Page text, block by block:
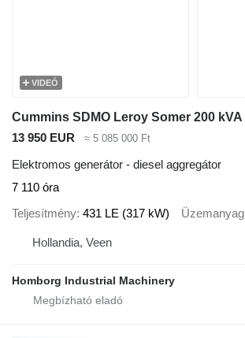
VIDEÓ
13 950 EUR ≈ 5 085 000 Ft
Elektromos generátor - diesel aggregátor
7 110 óra
Teljesítmény 431 LE (317 kW) Üzemanyag
Hollandia, Veen
Homborg Industrial Machinery